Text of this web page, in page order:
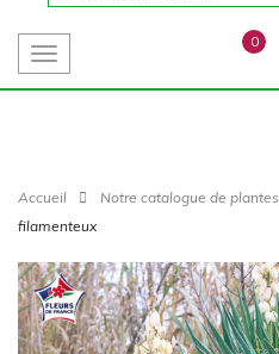
0
Toggle
navigation
Accueil Notre catalogue de plantes
filamenteux